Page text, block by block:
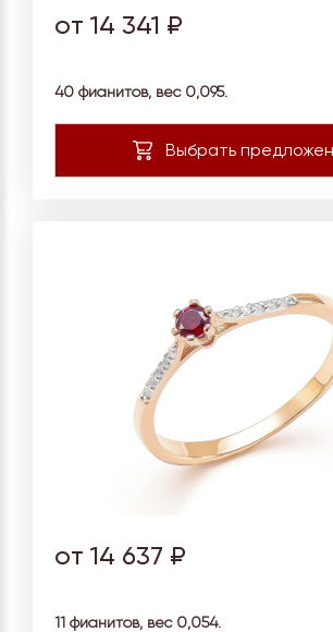
от 14 341 ₽
40 фианитов, вес 0,095.
от 14 637 ₽
11 фианитов, вес 0,054.